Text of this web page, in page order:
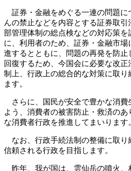
証券・金融をめぐる一連の問題に
んの禁止などを内容とする証券取
部管理体制の総点検などの対応策を
に、利用者のため、証券・金融市場
進するとともに、問題の再発を防
回復するため、今国会に必要な改
制上、行政上の総合的な対策に取り
ます。
さらに、国民が安全で豊かな消費
よう、消費者の被害防止・救済の
な消費者行政を推進してまいります
なお、行政手続法制の整備に取り
信頼される行政を目指します。
昨年、我が国は、雲仙岳の噴火、